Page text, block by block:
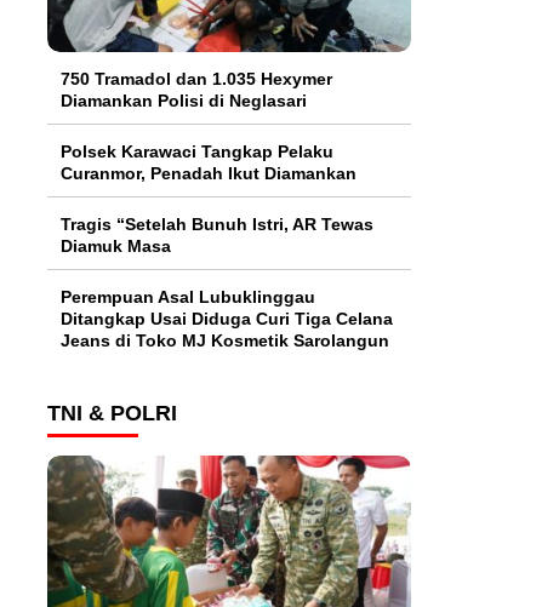
750 Tramadol dan 1.035 Hexymer
Diamankan Polisi di Neglasari
Polsek Karawaci Tangkap Pelaku
Curanmor, Penadah Ikut Diamankan
Tragis “Setelah Bunuh Istri, AR Tewas
Diamuk Masa
Perempuan Asal Lubuklinggau
Ditangkap Usai Diduga Curi Tiga Celana
Jeans di Toko MJ Kosmetik Sarolangun
TNI & POLRI